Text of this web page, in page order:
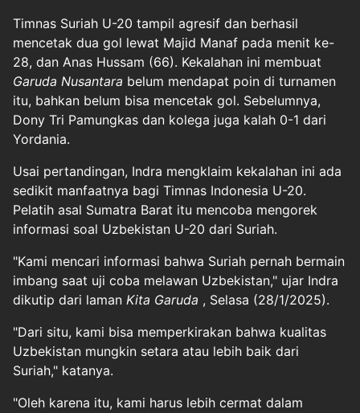
Timnas Suriah U-20 tampil agresif dan berhasil
mencetak dua gol lewat Majid Manaf pada menit ke-
28, dan Anas Hussam (66). Kekalahan ini membuat
Garuda Nusantara belum mendapat poin di turnamen
itu, bahkan belum bisa mencetak gol. Sebelumnya,
Dony Tri Pamungkas dan kolega juga kalah 0-1 dari
Yordania.
Usai pertandingan, Indra mengklaim kekalahan ini ada
sedikit manfaatnya bagi Timnas Indonesia U-20.
Pelatih asal Sumatra Barat itu mencoba mengorek
informasi soal Uzbekistan U-20 dari Suriah.
"Kami mencari informasi bahwa Suriah pernah bermain
imbang saat uji coba melawan Uzbekistan," ujar Indra
dikutip dari laman Kita Garuda , Selasa (28/1/2025).
"Dari situ, kami bisa memperkirakan bahwa kualitas
Uzbekistan mungkin setara atau lebih baik dari
Suriah," katanya.
"Oleh karena itu, kami harus lebih cermat dalam